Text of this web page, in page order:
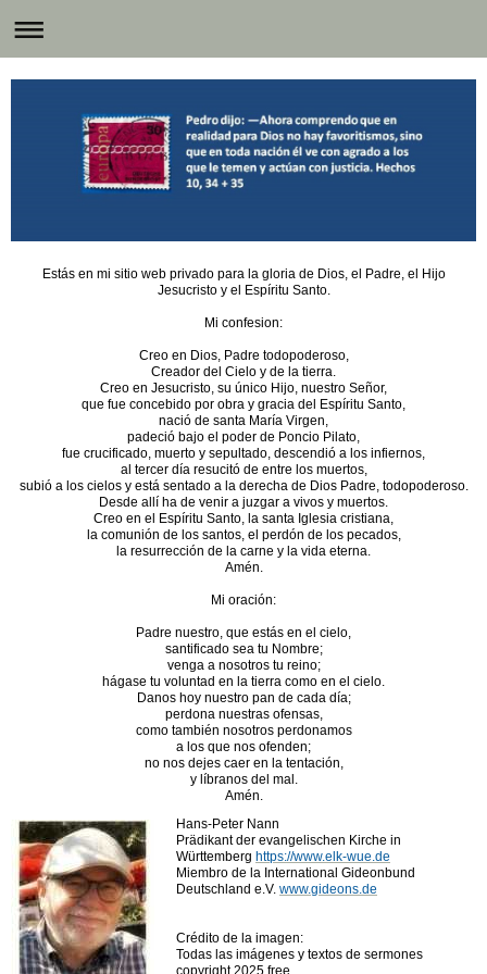
Estás en mi sitio web privado para la gloria de Dios, el Padre, el Hijo
Jesucristo y el Espíritu Santo.
Mi confesion:
Creo en Dios, Padre todopoderoso,
Creador del Cielo y de la tierra.
Creo en Jesucristo, su único Hijo, nuestro Señor,
que fue concebido por obra y gracia del Espíritu Santo,
nació de santa María Virgen,
padeció bajo el poder de Poncio Pilato,
fue crucificado, muerto y sepultado, descendió a los infiernos,
al tercer día resucitó de entre los muertos,
subió a los cielos y está sentado a la derecha de Dios Padre, todopoderoso.
Desde allí ha de venir a juzgar a vivos y muertos.
Creo en el Espíritu Santo, la santa Iglesia cristiana,
la comunión de los santos, el perdón de los pecados,
la resurrección de la carne y la vida eterna.
Amén.
Mi oración:
Padre nuestro, que estás en el cielo,
santificado sea tu Nombre;
venga a nosotros tu reino;
hágase tu voluntad en la tierra como en el cielo.
Danos hoy nuestro pan de cada día;
perdona nuestras ofensas,
como también nosotros perdonamos
a los que nos ofenden;
no nos dejes caer en la tentación,
y líbranos del mal.
Amén.
Hans-Peter Nann
Prädikant der evangelischen Kirche in
Württemberg https://www.elk-wue.de
Miembro de la International Gideonbund
Deutschland e.V. www.gideons.de
Crédito de la imagen:
Todas las imágenes y textos de sermones
copyright 2025 free.